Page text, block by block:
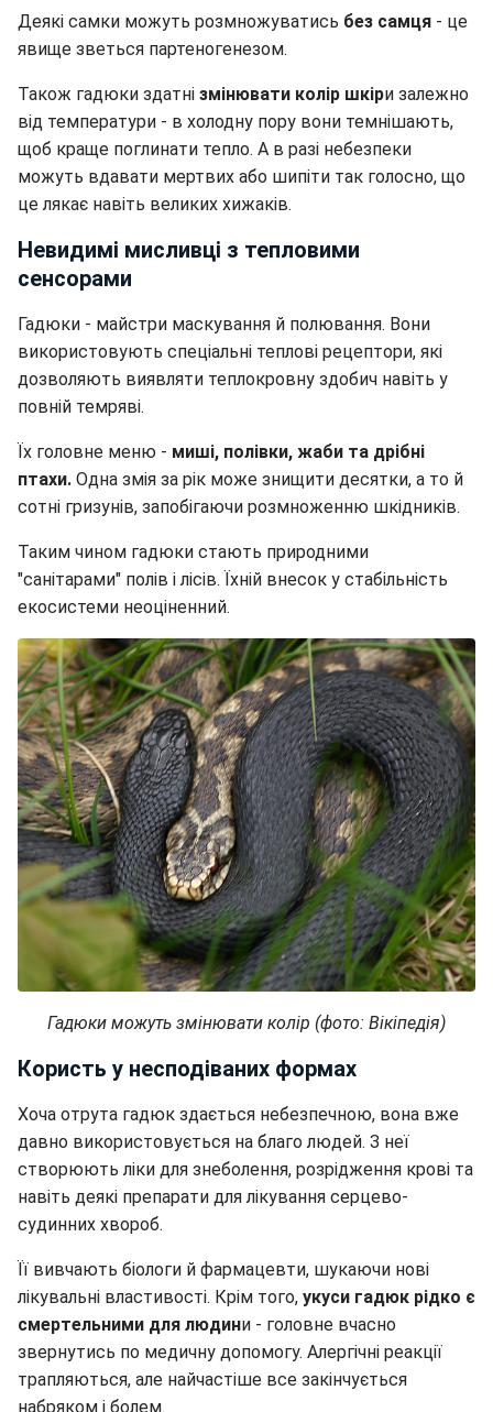
Деякі самки можуть розмножуватись без самця - це
явище зветься партеногенезом.
Також гадюки здатні змінювати колір шкіри залежно
від температури - в холодну пору вони темнішають,
щоб краще поглинати тепло. А в разі небезпеки
можуть вдавати мертвих або шипіти так голосно, що
це лякає навіть великих хижаків.
Невидимі мисливці з тепловими
сенсорами
Гадюки - майстри маскування й полювання. Вони
використовують спеціальні теплові рецептори, які
дозволяють виявляти теплокровну здобич навіть у
повній темряві.
Їх головне меню - миші, полівки, жаби та дрібні
птахи. Одна змія за рік може знищити десятки, а то й
сотні гризунів, запобігаючи розмноженню шкідників.
Таким чином гадюки стають природними
"санітарами" полів і лісів. Їхній внесок у стабільність
екосистеми неоціненний.
Гадюки можуть змінювати колір (фото: Вікіпедія)
Користь у несподіваних формах
Хоча отрута гадюк здається небезпечною, вона вже
давно використовується на благо людей. З неї
створюють ліки для знеболення, розрідження крові та
навіть деякі препарати для лікування серцево-
судинних хвороб.
Її вивчають біологи й фармацевти, шукаючи нові
лікувальні властивості. Крім того, укуси гадюк рідко є
смертельними для людини - головне вчасно
звернутись по медичну допомогу. Алергічні реакції
трапляються, але найчастіше все закінчується
набряком і болем.